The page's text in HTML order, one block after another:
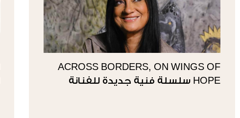
ACROSS BORDERS, ON WINGS OF
HOPE سلسلة فنية جديدة للفنانة